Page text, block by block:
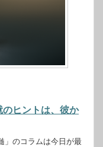
ヒントは、彼か
」のコラムは今日が最